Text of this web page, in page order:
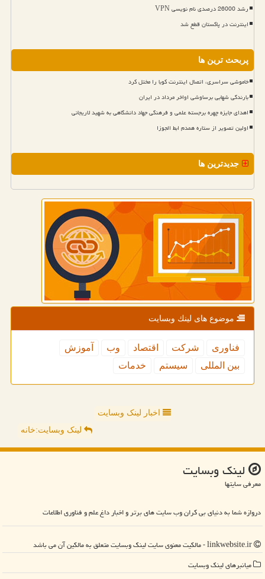
رشد 26000 درصدی نام نویسی VPN
اینترنت در پاکستان قطع شد
پربحث ترین ها
خاموشی سراسری، اتصال اینترنت کوبا را مختل کرد
بارندگی شهابی برساوشی اواخر مرداد در ایران
اهدای جایزه چهره برجسته علمی و فرهنگی جهاد دانشگاهی به شهید لاریجانی
اولین تصویر از ستاره همدم ابط الجوزا
جدیدترین ها
موضوع های لینك وبسایت
فناوری شركت اقتصاد وب
آموزش
بین المللی
سیستم خدمات
اخبار لینک وبسایت
لینک وبسایت:خانه
لینك وبسایت
معرفی سایتها
دروازه شما به دنیای بی کران وب سایت های برتر و اخبار داغ علم و فناوری اطلاعات
میانبرهای لینك وبسایت